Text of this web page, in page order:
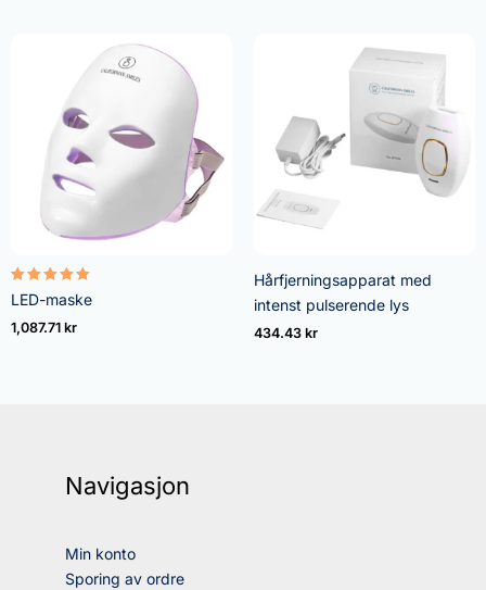
Vurdert
5.00
av 5
LED-maske
1,087.71 kr
Hårfjerningsapparat med
intenst pulserende lys
434.43 kr
Navigasjon
Min konto
Sporing av ordre